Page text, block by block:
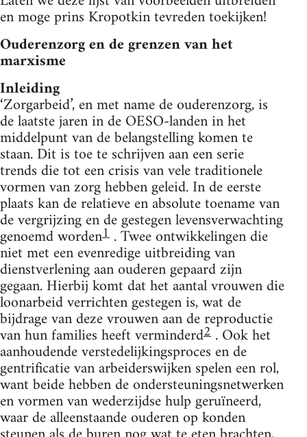
en moge prins Kropotkin tevreden toekijken!
Ouderenzorg en de grenzen van het
marxisme
Inleiding
‘Zorgarbeid’, en met name de ouderenzorg, is
de laatste jaren in de OESO-landen in het
middelpunt van de belangstelling komen te
staan. Dit is toe te schrijven aan een serie
trends die tot een crisis van vele traditionele
vormen van zorg hebben geleid. In de eerste
plaats kan de relatieve en absolute toename van
de vergrijzing en de gestegen levensverwachting
genoemd worden1 . Twee ontwikkelingen die
niet met een evenredige uitbreiding van
dienstverlening aan ouderen gepaard zijn
gegaan. Hierbij komt dat het aantal vrouwen die
loonarbeid verrichten gestegen is, wat de
bijdrage van deze vrouwen aan de reproductie
van hun families heeft verminderd2 . Ook het
aanhoudende verstedelijkingsproces en de
gentrificatie van arbeiderswijken spelen een rol,
want beide hebben de ondersteuningsnetwerken
en vormen van wederzijdse hulp geruïneerd,
waar de alleenstaande ouderen op konden